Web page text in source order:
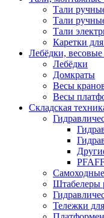
Тали
Тали
Тали
Каретки
Лебёдки,
Лебёдки
Домкраты
Весы
Весы
Складская
Штабелеры
Тележки